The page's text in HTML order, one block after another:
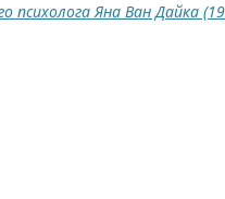
психолога Яна Ван Дайка